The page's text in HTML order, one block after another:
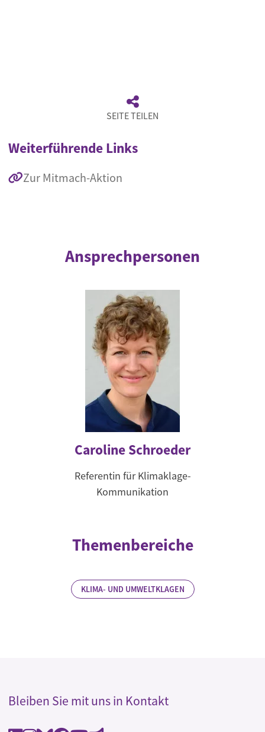
SEITE TEILEN
Weiterführende Links
Zur Mitmach-Aktion
Ansprechpersonen
Caroline Schroeder
Referentin für Klimaklage-
Kommunikation
Themenbereiche
KLIMA- UND UMWELTKLAGEN
Bleiben Sie mit uns in Kontakt